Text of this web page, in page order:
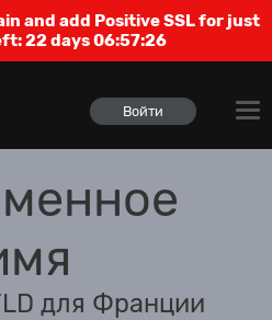
and add Positive SSL for just
22 days 06:57:26
Войти
для Франции